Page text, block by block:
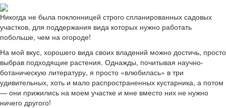
Никогда не была поклонницей строго спланированных садовых
участков, для поддержания вида которых нужно работать
побольше, чем на огороде!
На мой вкус, хорошего вида своих владений можно достичь, просто
выбрав подходящие растения. Однажды, почитывая научно-
ботаническую литературу, я просто «влюбилась» в три
удивительных, хоть и мало распространенных кустарника, а потом
— они прижились на моем участке и мне вместо них не нужно
ничего другого!